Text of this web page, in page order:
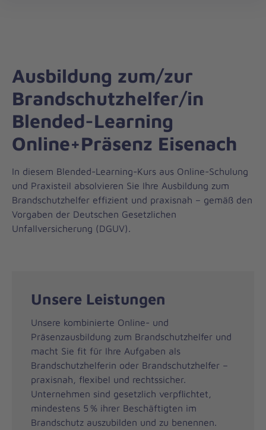
zum
Ausbildung zum/zur
Brandschutzhelfer/in
Blended-Learning
Online+Präsenz Eisenach
In diesem Blended-Learning-Kurs aus Online-Schulung
und Praxisteil absolvieren Sie Ihre Ausbildung zum
Brandschutzhelfer effizient und praxisnah – gemäß den
Vorgaben der Deutschen Gesetzlichen
Unfallversicherung (DGUV).
Unsere Leistungen
Unsere kombinierte Online- und
Präsenzausbildung zum Brandschutzhelfer und
macht Sie fit für Ihre Aufgaben als
Brandschutzhelferin oder Brandschutzhelfer –
praxisnah, flexibel und rechtssicher.
Unternehmen sind gesetzlich verpflichtet,
mindestens 5 % ihrer Beschäftigten im
Brandschutz auszubilden und zu benennen.